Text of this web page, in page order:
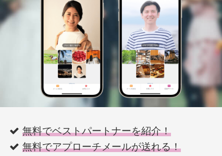
無料でベストパートナーを紹介！
無料でアプローチメールが送れる！